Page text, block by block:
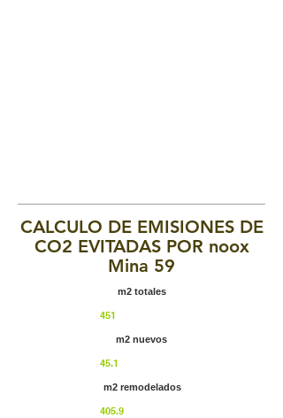
CALCULO DE EMISIONES DE
CO2 EVITADAS POR noox
Mina 59
m2 totales
451
m2 nuevos
45.1
m2 remodelados
405.9